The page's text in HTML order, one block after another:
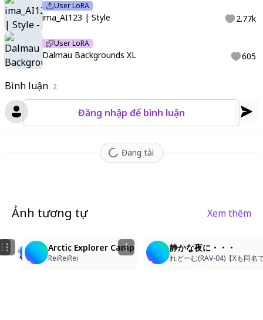
Bình luận 2
Đăng nhập để bình luận
Đang tải
User LoRA
ima_AI123 | Style 2.77k
User LoRA
Dalmau Backgrounds XL 605
Ảnh tương tự Xem thêm
露营
TAN MEI CHIN
ソロキャンプ
れどーむ(RAV-04)【Xも同名でやってます】
Arctic Explorer Camp
ReiReiRei
静かな夜に・・・
れどーむ(RAV-04)【Xも同名